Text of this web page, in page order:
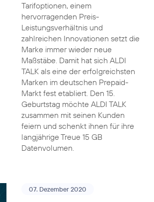
Tarifoptionen, einem
hervorragenden Preis-
Leistungsverhältnis und
zahlreichen Innovationen setzt die
Marke immer wieder neue
Maßstäbe. Damit hat sich ALDI
TALK als eine der erfolgreichsten
Marken im deutschen Prepaid-
Markt fest etabliert. Den 15.
Geburtstag möchte ALDI TALK
zusammen mit seinen Kunden
feiern und schenkt ihnen für ihre
langjährige Treue 15 GB
Datenvolumen.
07. Dezember 2020